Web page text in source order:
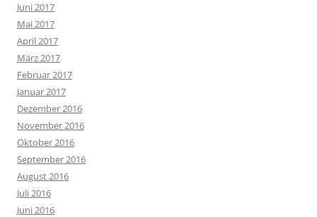
Juni 2017
Mai 2017
April 2017
März 2017
Februar 2017
Januar 2017
Dezember 2016
November 2016
Oktober 2016
September 2016
August 2016
Juli 2016
Juni 2016